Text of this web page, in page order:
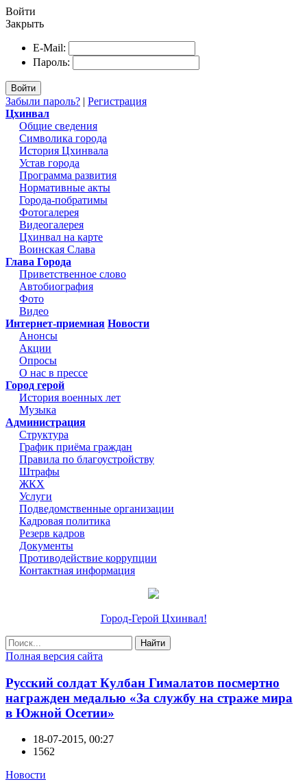
Войти
Закрыть
E-Mail:
Пароль:
Войти
Забыли пароль? | Регистрация
Цхинвал
Общие сведения
Символика города
История Цхинвала
Устав города
Программа развития
Нормативные акты
Города-побратимы
Фотогалерея
Видеогалерея
Цхинвал на карте
Воинская Слава
Глава Города
Приветственное слово
Автобиография
Фото
Видео
Интернет-приемная Новости
Анонсы
Акции
Опросы
О нас в прессе
Город герой
История военных лет
Музыка
Администрация
Структура
График приёма граждан
Правила по благоустройству
Штрафы
ЖКХ
Услуги
Подведомственные организации
Кадровая политика
Резерв кадров
Документы
Противодействие коррупции
Контактная информация
Город-Герой Цхинвал!
Найти
Полная версия сайта
Русский солдат Кулбан Гималатов посмертно
награжден медалью «За службу на страже мира
в Южной Осетии»
18-07-2015, 00:27
1562
Новости